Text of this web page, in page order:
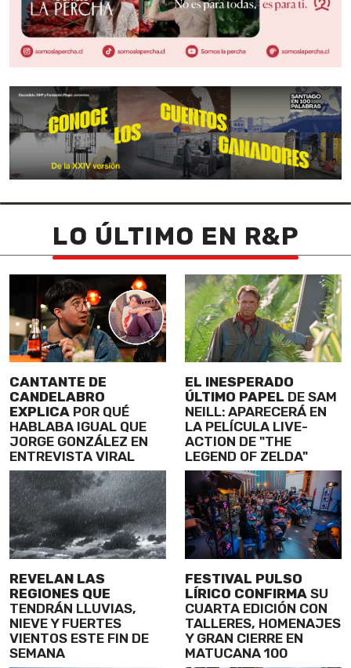
LO ÚLTIMO EN R&P
CANTANTE DE
CANDELABRO
EXPLICA POR QUÉ
HABLABA IGUAL QUE
JORGE GONZÁLEZ EN
ENTREVISTA VIRAL
EL INESPERADO
ÚLTIMO PAPEL DE SAM
NEILL: APARECERÁ EN
LA PELÍCULA LIVE-
ACTION DE "THE
LEGEND OF ZELDA"
REVELAN LAS
REGIONES QUE
TENDRÁN LLUVIAS,
NIEVE Y FUERTES
VIENTOS ESTE FIN DE
SEMANA
FESTIVAL PULSO
LÍRICO CONFIRMA SU
CUARTA EDICIÓN CON
TALLERES, HOMENAJES
Y GRAN CIERRE EN
MATUCANA 100